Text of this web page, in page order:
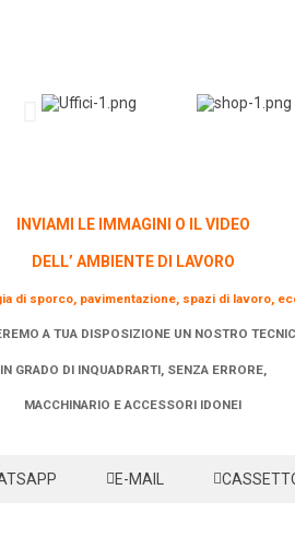
INVIAMI LE IMMAGINI O IL VIDEO
DELL’ AMBIENTE DI LAVORO
di sporco, pavimentazione, spazi di lavoro,
A TUA DISPOSIZIONE UN NOSTRO
IN GRADO DI INQUADRARTI, SENZA ERRORE,
MACCHINARIO E ACCESSORI IDONEI
E-MAIL